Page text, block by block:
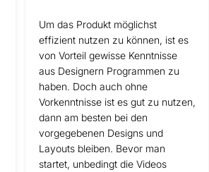
Um das Produkt möglichst
effizient nutzen zu können, ist es
von Vorteil gewisse Kenntnisse
aus Designern Programmen zu
haben. Doch auch ohne
Vorkenntnisse ist es gut zu nutzen,
dann am besten bei den
vorgegebenen Designs und
Layouts bleiben. Bevor man
startet, unbedingt die Videos